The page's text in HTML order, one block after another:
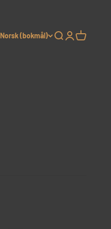
Norsk (bokmål) Søk Logg inn